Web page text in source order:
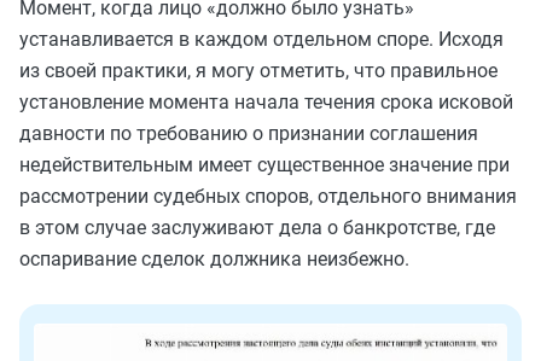
Момент, когда лицо «должно было узнать»
устанавливается в каждом отдельном споре. Исходя
из своей практики, я могу отметить, что правильное
установление момента начала течения срока исковой
давности по требованию о признании соглашения
недействительным имеет существенное значение при
рассмотрении судебных споров, отдельного внимания
в этом случае заслуживают дела о банкротстве, где
оспаривание сделок должника неизбежно.